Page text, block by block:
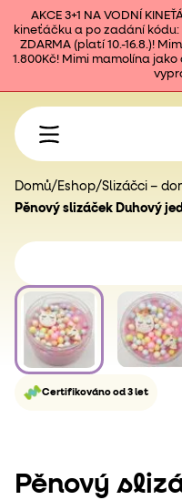
AKCE 3+1 NA VODNÍ
kineťáčku a po zadání kódu:
ZDARMA (platí 10.-16.8.)!
1.800Kč! Mimi mamolína
Domů/ Eshop/Slizáčci –
Pěnový slizáček Duhový
Certifikováno od 3 let
Pěnový